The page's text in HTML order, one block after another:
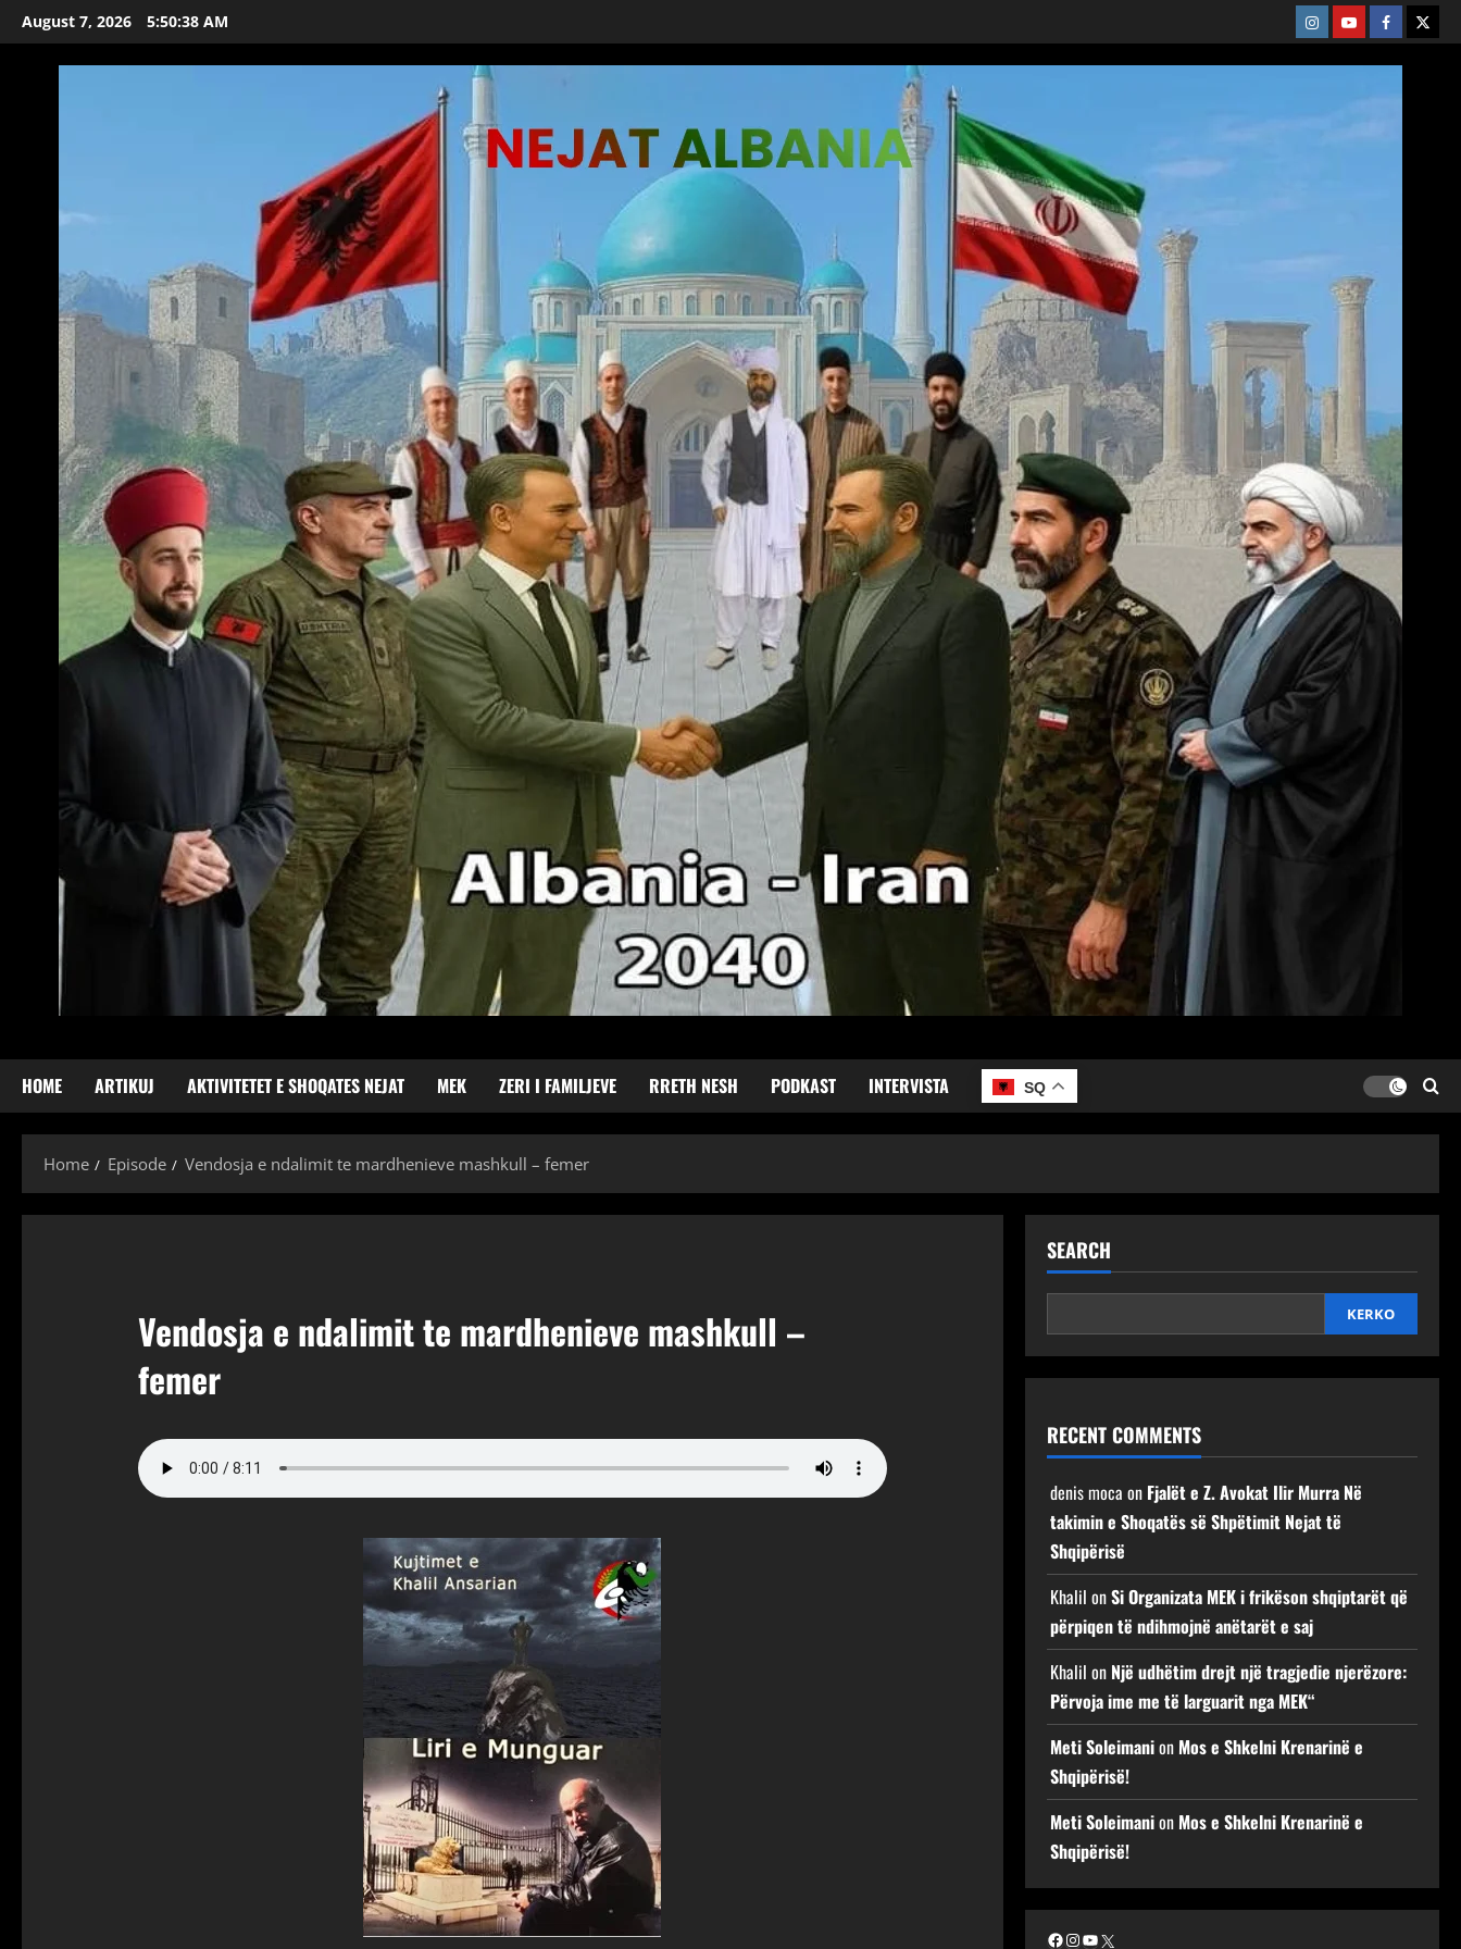
Skip
to
content
August 7, 2026 5:50:39 AM Instagram
YoutubeFacebook
X
HOME ARTIKUJ AKTIVITETET E SHOQATES NEJAT MEK ZERI I FAMILJEVE RRETH NESH PODKAST INTERVISTA SQ
Home Episode Vendosja e ndalimit te mardhenieve mashkull – femer
Vendosja e ndalimit te mardhenieve mashkull –
femer
SEARCH
KERKO
RECENT COMMENTS
denis moca on Fjalët e Z. Avokat Ilir Murra Në
takimin e Shoqatës së Shpëtimit Nejat të
Shqipërisë
Khalil onSi Organizata MEK i frikëson shqiptarët që
përpiqen të ndihmojnë anëtarët e saj
Khalil on Një udhëtim drejt një tragjedie njerëzore:
Përvoja ime me të larguarit nga MEK“
Meti Soleimanion Mos e Shkelni Krenarinë e
Shqipërisë!
Meti Soleimanion Mos e Shkelni Krenarinë e
Shqipërisë!
Facebook
Instagram
YouTube
X